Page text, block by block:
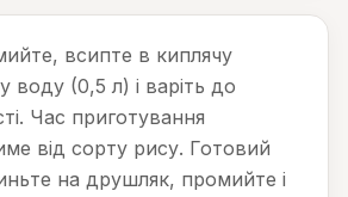
всипте в киплячу
воду (0,5 л) і варіть до
Час приготування
від сорту рису. Готовий
на друшляк, промийте і